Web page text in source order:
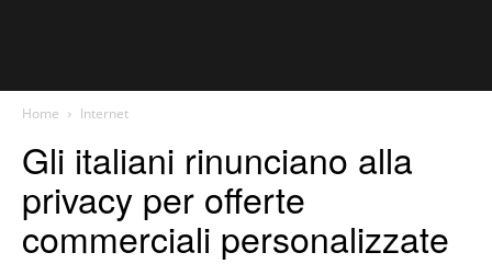
Home Internet
Gli italiani rinunciano alla
privacy per offerte
commerciali personalizzate